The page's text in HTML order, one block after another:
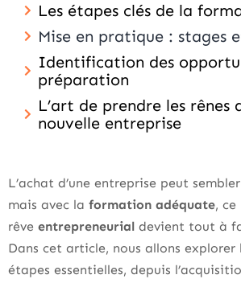
Les étapes clés de la
Mise en pratique : stages
Identification des
préparation
L’art de prendre les rênes
nouvelle entreprise
L’achat d’une entreprise peut
mais avec la formation adéquate, ce
rêve entrepreneurial devient tout à
Dans cet article, nous allons explorer
étapes essentielles, depuis